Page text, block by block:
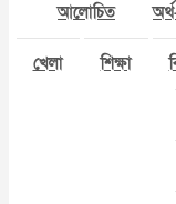
আলোচিত
খেলা শিক্ষা